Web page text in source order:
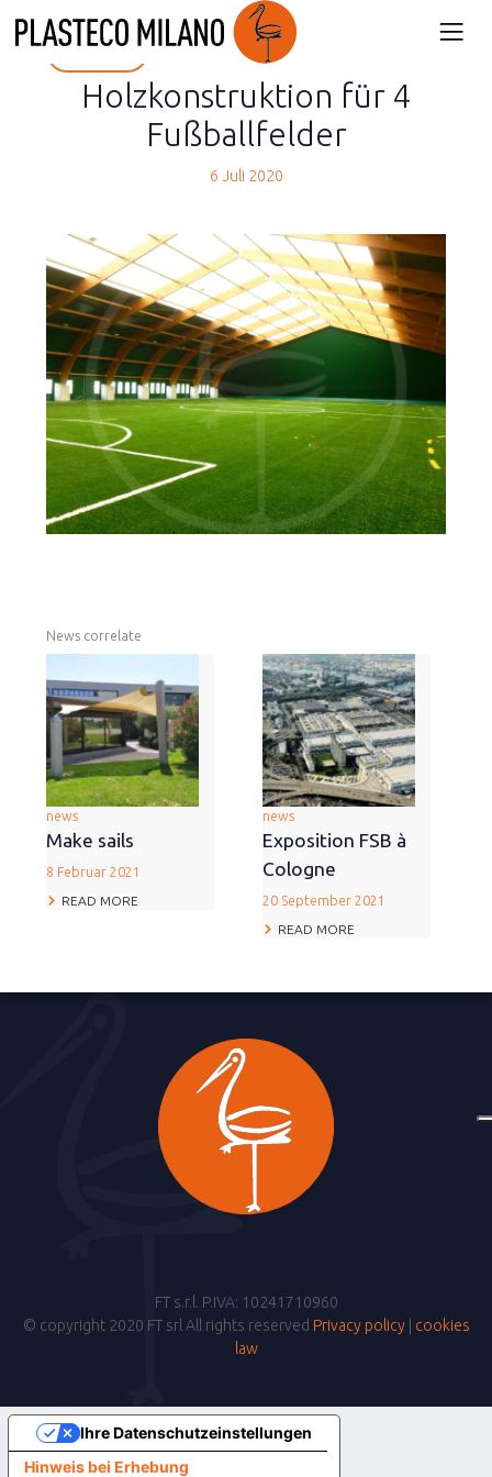
back
Holzkonstruktion für 4
Fußballfelder
6 Juli 2020
News correlate
news
Make sails
8 Februar 2021
READ MORE
news
Exposition FSB à
Cologne
20 September 2021
READ MORE
FT s.r.l. P.IVA: 10241710960
© copyright 2020 FT srl All rights reserved Privacy policy| cookies
law
Hinweis bei Erhebung
Ihre Datenschutzeinstellungen